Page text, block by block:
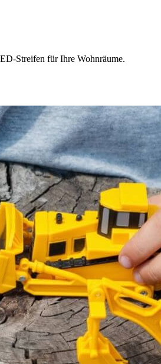
Streifen für Ihre Wohnräume.